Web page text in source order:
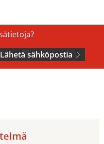
Lähetä sähköpostia